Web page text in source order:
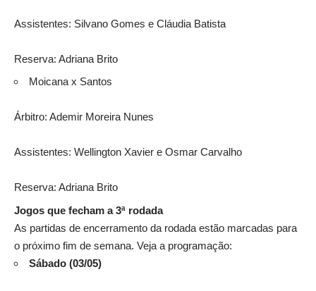
Assistentes: Silvano Gomes e Cláudia Batista
Reserva: Adriana Brito
Moicana x Santos
Árbitro: Ademir Moreira Nunes
Assistentes: Wellington Xavier e Osmar Carvalho
Reserva: Adriana Brito
Jogos que fecham a 3ª rodada
As partidas de encerramento da rodada estão marcadas para
o próximo fim de semana. Veja a programação:
Sábado (03/05)